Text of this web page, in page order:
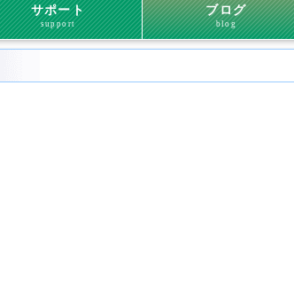
サポート
support
ブログ
blog